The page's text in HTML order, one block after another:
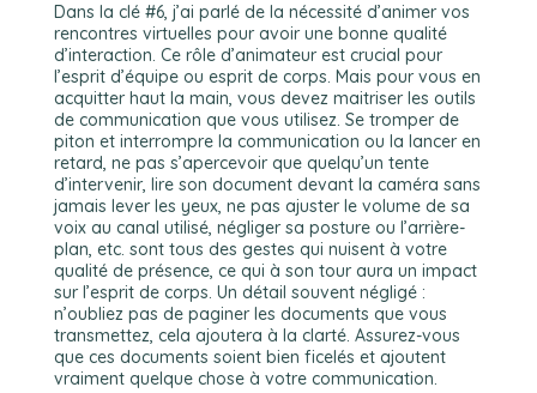
Dans la clé #6, j’ai parlé de la nécessité d’animer vos
rencontres virtuelles pour avoir une bonne qualité
d’interaction. Ce rôle d’animateur est crucial pour
l’esprit d’équipe ou esprit de corps. Mais pour vous en
acquitter haut la main, vous devez maitriser les outils
de communication que vous utilisez. Se tromper de
piton et interrompre la communication ou la lancer en
retard, ne pas s’apercevoir que quelqu’un tente
d’intervenir, lire son document devant la caméra sans
jamais lever les yeux, ne pas ajuster le volume de sa
voix au canal utilisé, négliger sa posture ou l’arrière-
plan, etc. sont tous des gestes qui nuisent à votre
qualité de présence, ce qui à son tour aura un impact
sur l’esprit de corps. Un détail souvent négligé :
n’oubliez pas de paginer les documents que vous
transmettez, cela ajoutera à la clarté. Assurez-vous
que ces documents soient bien ficelés et ajoutent
vraiment quelque chose à votre communication.